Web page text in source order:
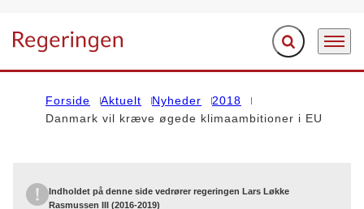
Gå til forsiden Fold søgefelt ud
Menu
Forside Aktuelt Nyheder
2018
Danmark vil kræve øgede klimaambitioner i EU
Indholdet på denne side vedrører regeringen Lars Løkke
Rasmussen III (2016-2019)